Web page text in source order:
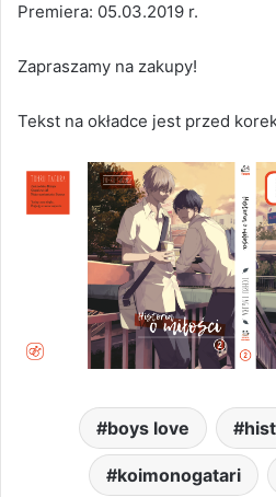
Premiera: 05.03.2019 r.
Zapraszamy na zakupy!
Tekst na okładce jest przed
boys love
koimonogatari